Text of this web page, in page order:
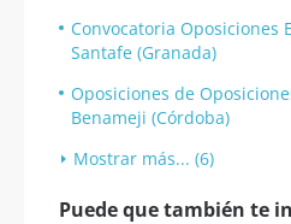
Convocatoria Oposiciones
Santafe (Granada)
Oposiciones de
Benameji (Córdoba)
Mostrar más... (6)
Puede que también te